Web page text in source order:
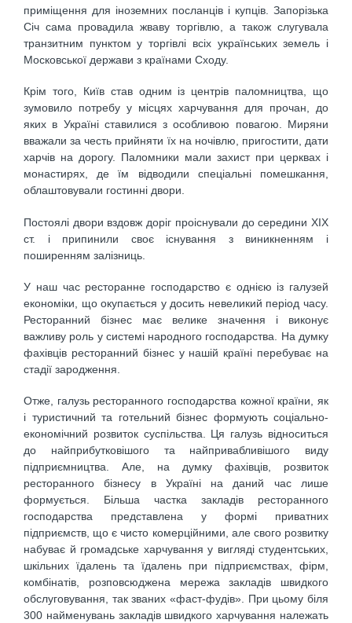
приміщення для іноземних посланців і купців. Запорізька
Січ сама провадила жваву торгівлю, а також слугувала
транзитним пунктом у торгівлі всіх українських земель і
Московської держави з країнами Сходу.
Крім того, Київ став одним із центрів паломництва, що
зумовило потребу у місцях харчування для прочан, до
яких в Україні ставилися з особливою повагою. Миряни
вважали за честь прийняти їх на ночівлю, пригостити, дати
харчів на дорогу. Паломники мали захист при церквах і
монастирях, де їм відводили спеціальні помешкання,
облаштовували гостинні двори.
Постоялі двори вздовж доріг проіснували до середини ХІХ
ст. і припинили своє існування з виникненням і
поширенням залізниць.
У наш час ресторанне господарство є однією із галузей
економіки, що окупається у досить невеликий період часу.
Ресторанний бізнес має велике значення і виконує
важливу роль у системі народного господарства. На думку
фахівців ресторанний бізнес у нашій країні перебуває на
стадії зародження.
Отже, галузь ресторанного господарства кожної країни, як
і туристичний та готельний бізнес формують соціально-
економічний розвиток суспільства. Ця галузь відноситься
до найприбутковішого та найпривабливішого виду
підприємництва. Але, на думку фахівців, розвиток
ресторанного бізнесу в Україні на даний час лише
формується. Більша частка закладів ресторанного
господарства представлена у формі приватних
підприємств, що є чисто комерційними, але свого розвитку
набуває й громадське харчування у вигляді студентських,
шкільних їдалень та їдалень при підприємствах, фірм,
комбінатів, розповсюджена мережа закладів швидкого
обслуговування, так званих «фаст-фудів». При цьому біля
300 найменувань закладів швидкого харчування належать